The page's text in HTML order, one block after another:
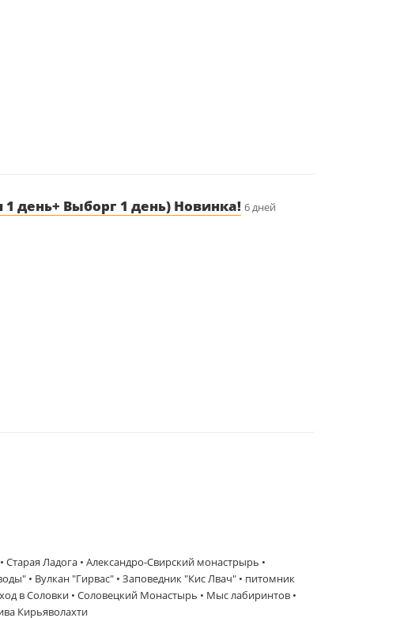
день+ Выборг 1 день) Новинка! 6 дней
Старая Ладога • Александро-Свирский монастрырь •
• Вулкан "Гирвас" • Заповедник "Кис Лвач" • питомник
в Соловки • Соловецкий Монастырь • Мыс лабиринтов •
Кирьяволахти